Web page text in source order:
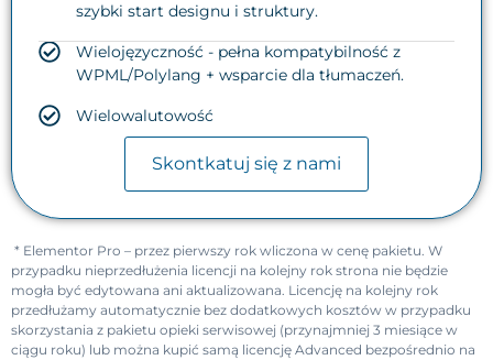
szybki start designu i struktury.
Wielojęzyczność - pełna kompatybilność z
WPML/Polylang + wsparcie dla tłumaczeń.
Wielowalutowość
Skontkatuj się z nami
* Elementor Pro – przez pierwszy rok wliczona w cenę pakietu. W
przypadku nieprzedłużenia licencji na kolejny rok strona nie będzie
mogła być edytowana ani aktualizowana. Licencję na kolejny rok
przedłużamy automatycznie bez dodatkowych kosztów w przypadku
skorzystania z pakietu opieki serwisowej (przynajmniej 3 miesiące w
ciągu roku) lub można kupić samą licencję Advanced bezpośrednio na